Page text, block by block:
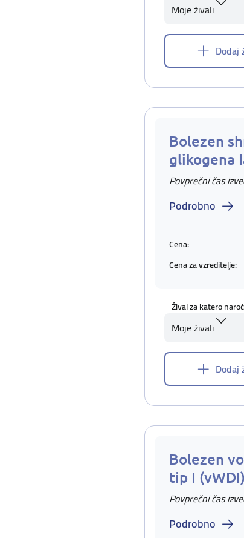
Moje živali
Dodaj
Bolezen
glikogena
Povprečni čas
Podrobno
Cena:
Cena za vzreditelje:
Žival za katero
Moje živali
Dodaj
Bolezen
tip I (vWDI)
Povprečni čas
Podrobno